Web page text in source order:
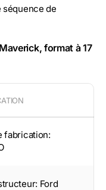
séquence de
format à 17
fabrication:
Ford